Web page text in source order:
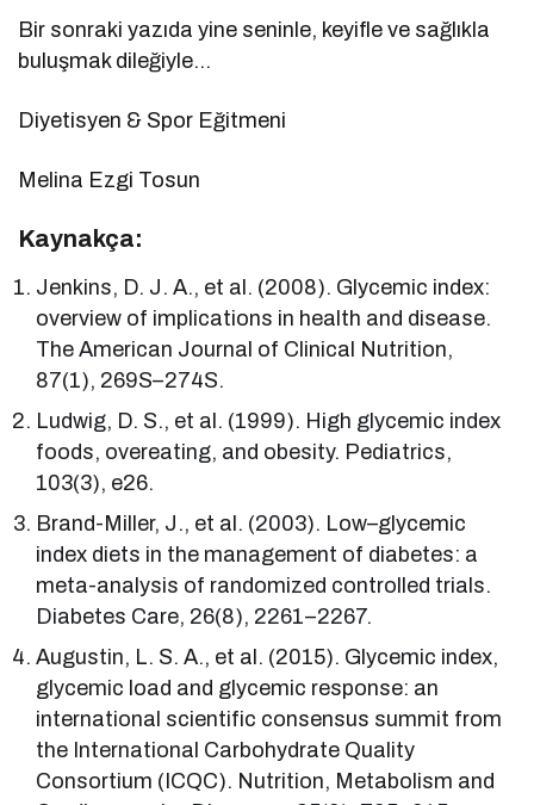
Bir sonraki yazıda yine seninle, keyifle ve sağlıkla
buluşmak dileğiyle…
Diyetisyen & Spor Eğitmeni
Melina Ezgi Tosun
Kaynakça:
Jenkins, D. J. A., et al. (2008). Glycemic index:
overview of implications in health and disease.
The American Journal of Clinical Nutrition,
87(1), 269S–274S.
Ludwig, D. S., et al. (1999). High glycemic index
foods, overeating, and obesity. Pediatrics,
103(3), e26.
Brand-Miller, J., et al. (2003). Low–glycemic
index diets in the management of diabetes: a
meta-analysis of randomized controlled trials.
Diabetes Care, 26(8), 2261–2267.
Augustin, L. S. A., et al. (2015). Glycemic index,
glycemic load and glycemic response: an
international scientific consensus summit from
the International Carbohydrate Quality
Consortium (ICQC). Nutrition, Metabolism and